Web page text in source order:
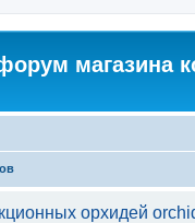
магазина
орхидей